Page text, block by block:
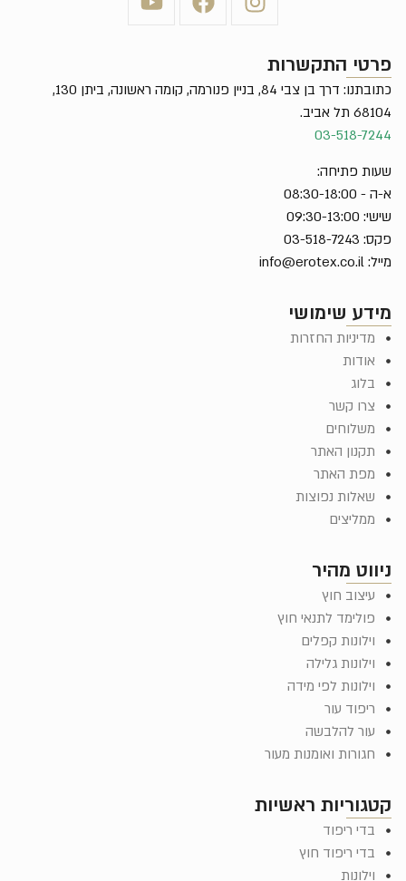
קטגוריות ראשיות
בדי ריפוד
בדי ריפוד חוץ
וילונות
ניווט מהיר
עיצוב חוץ
פולימד לתנאי חוץ
וילונות קפלים
וילונות גלילה
וילונות לפי מידה
ריפוד עור
עור להלבשה
חגורות ואומנות מעור
מידע שימושי
מדיניות החזרות
אודות
בלוג
צרו קשר
משלוחים
תקנון האתר
מפת האתר
שאלות נפוצות
ממליצים
פרטי התקשרות
כתובתנו: דרך בן צבי 84, בניין פנורמה, קומה ראשונה, ביתן 130,
68104 תל אביב.
03-518-7244
שעות פתיחה:
א-ה - 08:30-18:00
שישי: 09:30-13:00
פקס: 03-518-7243
מייל: info@erotex.co.il